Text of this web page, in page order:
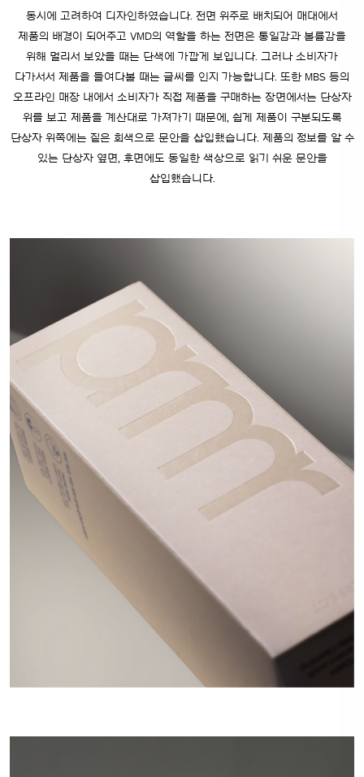
동시에 고려하여 디자인하였습니다. 전면 위주로 배치되어 매대에서
제품의 배경이 되어주고 VMD의 역할을 하는 전면은 통일감과 볼륨감을
위해 멀리서 보았을 때는 단색에 가깝게 보입니다. 그러나 소비자가
다가서서 제품을 들여다볼 때는 글씨를 인지 가능합니다. 또한 MBS 등의
오프라인 매장 내에서 소비자가 직접 제품을 구매하는 장면에서는 단상자
위를 보고 제품을 계산대로 가져가기 때문에, 쉽게 제품이 구분되도록
단상자 위쪽에는 짙은 회색으로 문안을 삽입했습니다. 제품의 정보를 알 수
있는 단상자 옆면, 후면에도 동일한 색상으로 읽기 쉬운 문안을
삽입했습니다.